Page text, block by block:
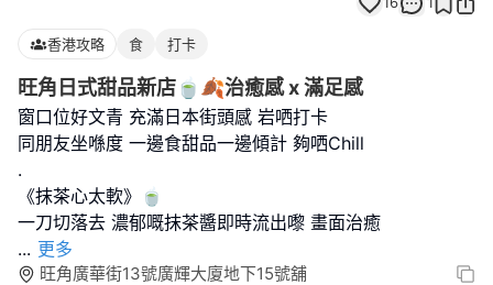
香港攻略 食 打卡
旺角日式甜品新店🍵🍂治癒感 x 滿足感
窗口位好文青 充滿日本街頭感 岩哂打卡
同朋友坐喺度 一邊食甜品一邊傾計 夠哂Chill
.
《抹茶心太軟》🍵
... 更多
旺角廣華街13號廣輝大廈地下15號舖